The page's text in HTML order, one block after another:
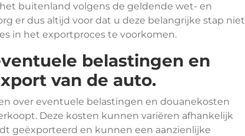
buitenland volgens de geldende wet- en
er dus altijd voor dat u deze belangrijke stap niet
in het exportproces te voorkomen.
belastingen en
van de auto.
over eventuele belastingen en douanekosten
Deze kosten kunnen variëren afhankelijk
geëxporteerd en kunnen een aanzienlijke